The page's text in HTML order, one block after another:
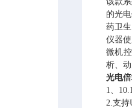
的光
药卫
仪器
微机
析、
光电
1、
2.支持